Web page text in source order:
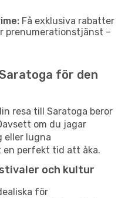
Få exklusiva rabatter
prenumerationstjänst –
för den
resa till Saratoga beror
om du jagar
eller lugna
en perfekt tid att åka.
och kultur
för